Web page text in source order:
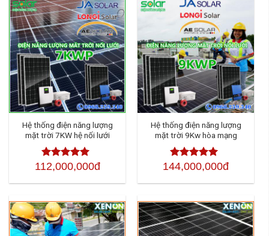
Hệ thống điện năng lượng
mặt trời 7KW hệ nối lưới
Được xếp
sao
112,000,000đ
Hệ thống điện năng lượng
mặt trời 9Kw hòa mạng
Được xếp
sao
144,000,000đ